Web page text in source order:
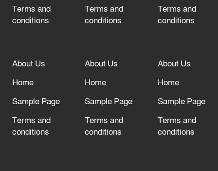
Terms and
conditions
Terms and
conditions
Terms and
conditions
About Us
Home
Sample Page
Terms and
conditions
About Us
Home
Sample Page
Terms and
conditions
About Us
Home
Sample Page
Terms and
conditions